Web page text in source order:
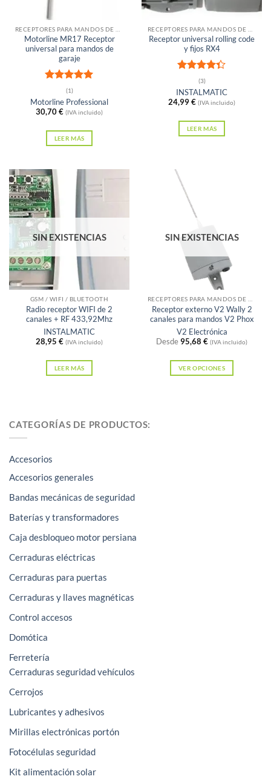
Motorline MR17 Receptor
universal para mandos de
garaje
Valorado
con
5de 5
(1)
Motorline Professional
30,70€ (IVA incluido)
LEER MÁS
Receptor universal rolling code
y fijos RX4
Valorado
con4.33
de 5
(3)
INSTALMATIC
24,99€ (IVA incluido)
LEER MÁS
SIN EXISTENCIAS
GSM / WIFI / BLUETOOTH
Radio receptor WIFI de 2
canales + RF 433,92Mhz
INSTALMATIC
28,95 € (IVA incluido)
LEER MÁS
SIN EXISTENCIAS
Receptor externo V2 Wally 2
canales para mandos V2 Phox
V2 Electrónica
Desde95,68 € (IVA incluido)
VER OPCIONES
CATEGORÍAS DE PRODUCTOS:
Accesorios
Accesorios generales
Bandas mecánicas de seguridad
Baterías y transformadores
Caja desbloqueo motor persiana
Cerraduras eléctricas
Cerraduras para puertas
Cerraduras y llaves magnéticas
Control accesos
Domótica
Ferretería
Cerraduras seguridad vehículos
Cerrojos
Lubricantes y adhesivos
Mirillas electrónicas portón
Fotocélulas seguridad
Kit alimentación solar